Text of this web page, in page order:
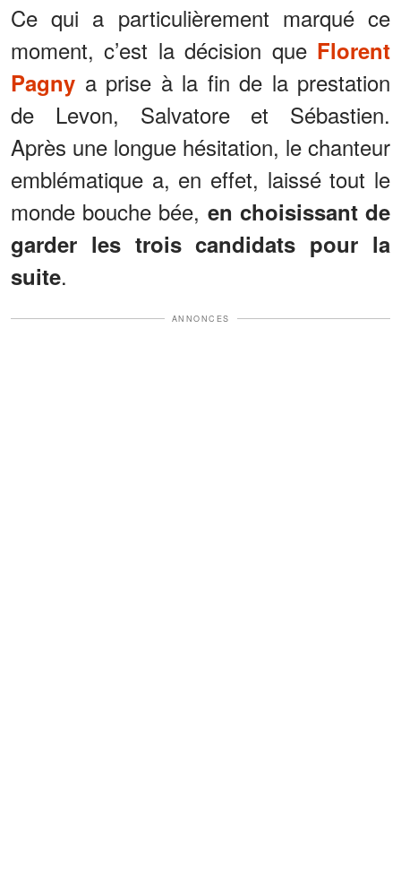
Ce qui a particulièrement marqué ce
moment, c’est la décision que Florent
Pagny a prise à la fin de la prestation
de Levon, Salvatore et Sébastien.
Après une longue hésitation, le chanteur
emblématique a, en effet, laissé tout le
monde bouche bée, en choisissant de
garder les trois candidats pour la
suite.
ANNONCES